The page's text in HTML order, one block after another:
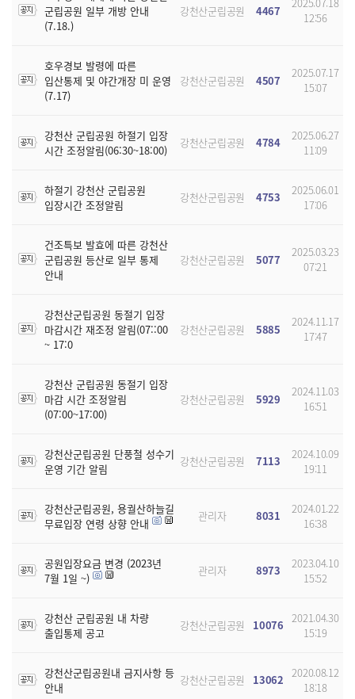
군립공원 일부 개방 안내
(7.18.)
강천산군립공원 4467
12:56
호우경보 발령에 따른
입산통제 및 야간개장 미 운영
(7.17)
강천산군립공원 4507
2025.07.17
15:07
강천산 군립공원 하절기 입장
시간 조정알림(06:30~18:00)
강천산군립공원 4784
2025.06.27
11:09
하절기 강천산 군립공원
입장시간 조정알림
강천산군립공원 4753
2025.06.01
17:06
건조특보 발효에 따른 강천산
군립공원 등산로 일부 통제
안내
강천산군립공원 5077
2025.03.23
07:21
강천산군립공원 동절기 입장
마감시간 재조정 알림(07::00
~ 17:0
강천산군립공원 5885
2024.11.17
17:47
강천산 군립공원 동절기 입장
마감 시간 조정알림
(07:00~17:00)
강천산군립공원 5929
2024.11.03
16:51
강천산군립공원 단풍철 성수기
운영 기간 알림
강천산군립공원 7113
2024.10.09
19:11
강천산군립공원, 용궐산하늘길
무료입장 연령 상향 안내
관리자 8031
2024.01.22
16:38
공원입장요금 변경 (2023년
7월 1일 ~)
관리자 8973
2023.04.10
15:52
강천산 군립공원 내 차량
출입통제 공고
강천산군립공원 10076
2021.04.30
15:19
강천산군립공원내 금지사항 등
안내
강천산군립공원 13062
2020.08.12
18:18